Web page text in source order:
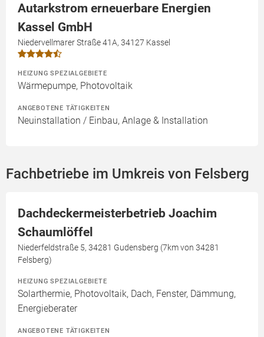
Autarkstrom erneuerbare Energien
Kassel GmbH
Niedervellmarer Straße 41A, 34127 Kassel
HEIZUNG SPEZIALGEBIETE
Wärmepumpe, Photovoltaik
ANGEBOTENE TÄTIGKEITEN
Neuinstallation / Einbau, Anlage & Installation
Fachbetriebe im Umkreis von Felsberg
Dachdeckermeisterbetrieb Joachim
Schaumlöffel
Niederfeldstraße 5, 34281 Gudensberg (7km von 34281
Felsberg)
HEIZUNG SPEZIALGEBIETE
Solarthermie, Photovoltaik, Dach, Fenster, Dämmung,
Energieberater
ANGEBOTENE TÄTIGKEITEN